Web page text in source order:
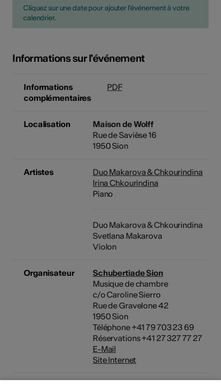
Cliquez sur une date pour ajouter l'événement à votre
calendrier.
Informations sur l'événement
Informations
complémentaires
PDF
Localisation
Maison de Wolff
Rue de Savièse 16
1950 Sion
Artistes
Duo Makarova & Chkourindina
Irina Chkourindina
Piano
Duo Makarova & Chkourindina
Svetlana Makarova
Violon
Organisateur
Schubertiade Sion
Musique de chambre
c/o Caroline Sierro
Rue de Gravelone 42
1950 Sion
Téléphone +41 79 703 23 69
Réservations +41 27 327 77 27
E-Mail
Site Internet